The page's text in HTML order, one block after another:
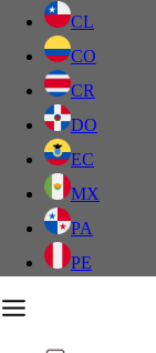
CL
CO
CR
DO
EC
MX
PA
PE